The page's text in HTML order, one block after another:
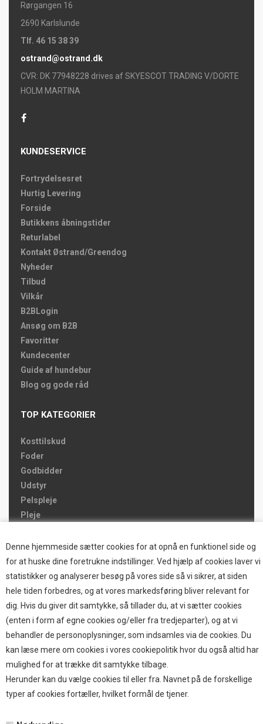
Denne hjemmeside sætter cookies for at opnå en funktionel side og
for at huske dine foretrukne indstillinger. Ved hjælp af cookies laver vi
statistikker og analyserer besøg på vores side så vi sikrer, at siden
hele tiden forbedres, og at vores markedsføring bliver relevant for
dig. Hvis du giver dit samtykke, så tillader du, at vi sætter cookies
(enten i form af egne cookies og/eller fra tredjeparter), og at vi
behandler de personoplysninger, som indsamles via de cookies. Du
kan læse mere om cookies i vores cookiepolitik hvor du også altid har
mulighed for at trække dit samtykke tilbage.
Herunder kan du vælge cookies til eller fra. Navnet på de forskellige
typer af cookies fortæller, hvilket formål de tjener.
Rørgangen 16
2690 Karlslunde
Tlf. 46 15 38 39
ostrand@ostrand.dk
CVR: DK 77948228 drives af SKYESCOT TRADING V/DORTE
HOLM MARTINA
KUNDESERVICE
Fortrydelsesret
Hurtig Levering
Forside
Butikkens åbningstider
Returlabel
Kontakt Østrand/Greendog
Nyheder
Tilbud
Vilkår
B2BLogin
Ansøg om B2B
Favoritter
Kundecenter
Guide af hundebur
Blog og gode råd
TOP KATEGORIER
Kosttilskud
Foder
Godbidder
Udstyr
Pelspleje
Pleje
Brands
TOP BRANDS
HOKAMIX
HVALPESTART RAIZUP
Thule hundbure
GRAU
STARMARK
VARIOCAGE-MIMSAFE